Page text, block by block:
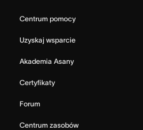
Centrum pomocy
Uzyskaj wsparcie
Akademia Asany
Certyfikaty
Forum
Centrum zasobów